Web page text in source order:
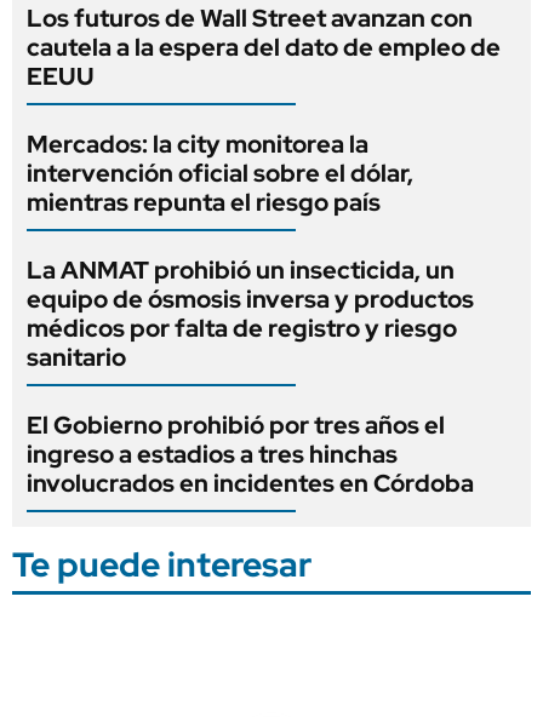
Los futuros de Wall Street avanzan con
cautela a la espera del dato de empleo de
EEUU
Mercados: la city monitorea la
intervención oficial sobre el dólar,
mientras repunta el riesgo país
La ANMAT prohibió un insecticida, un
equipo de ósmosis inversa y productos
médicos por falta de registro y riesgo
sanitario
El Gobierno prohibió por tres años el
ingreso a estadios a tres hinchas
involucrados en incidentes en Córdoba
Te puede interesar